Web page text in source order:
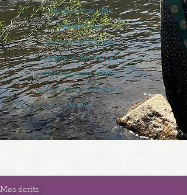
conscience, des
réflexions
personnelles, des
cadeaux de vie qui
m'ont permis d'aller
plus loin à l'intérieur
de moi.
Mes écrits